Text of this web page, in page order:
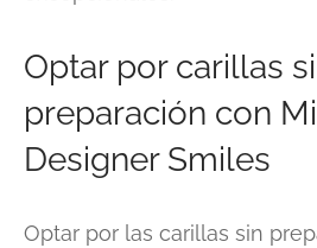
Optar por carillas
preparación con
Designer Smiles
Optar por las carillas sin